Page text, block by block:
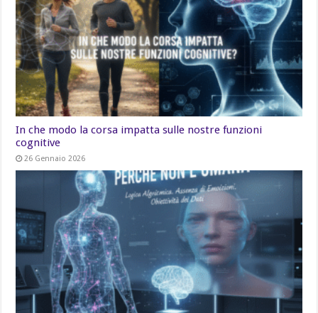
In che modo la corsa impatta sulle nostre funzioni
cognitive
26 Gennaio 2026